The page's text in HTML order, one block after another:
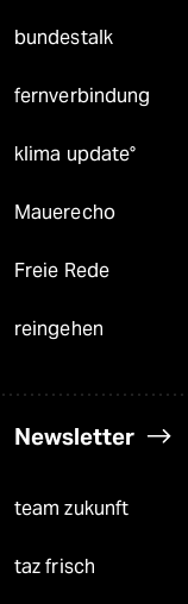
bundestalk
fernverbindung
klima update°
Mauerecho
Freie Rede
reingehen
Newsletter
team zukunft
taz frisch